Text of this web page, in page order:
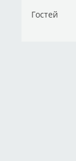
Гостей